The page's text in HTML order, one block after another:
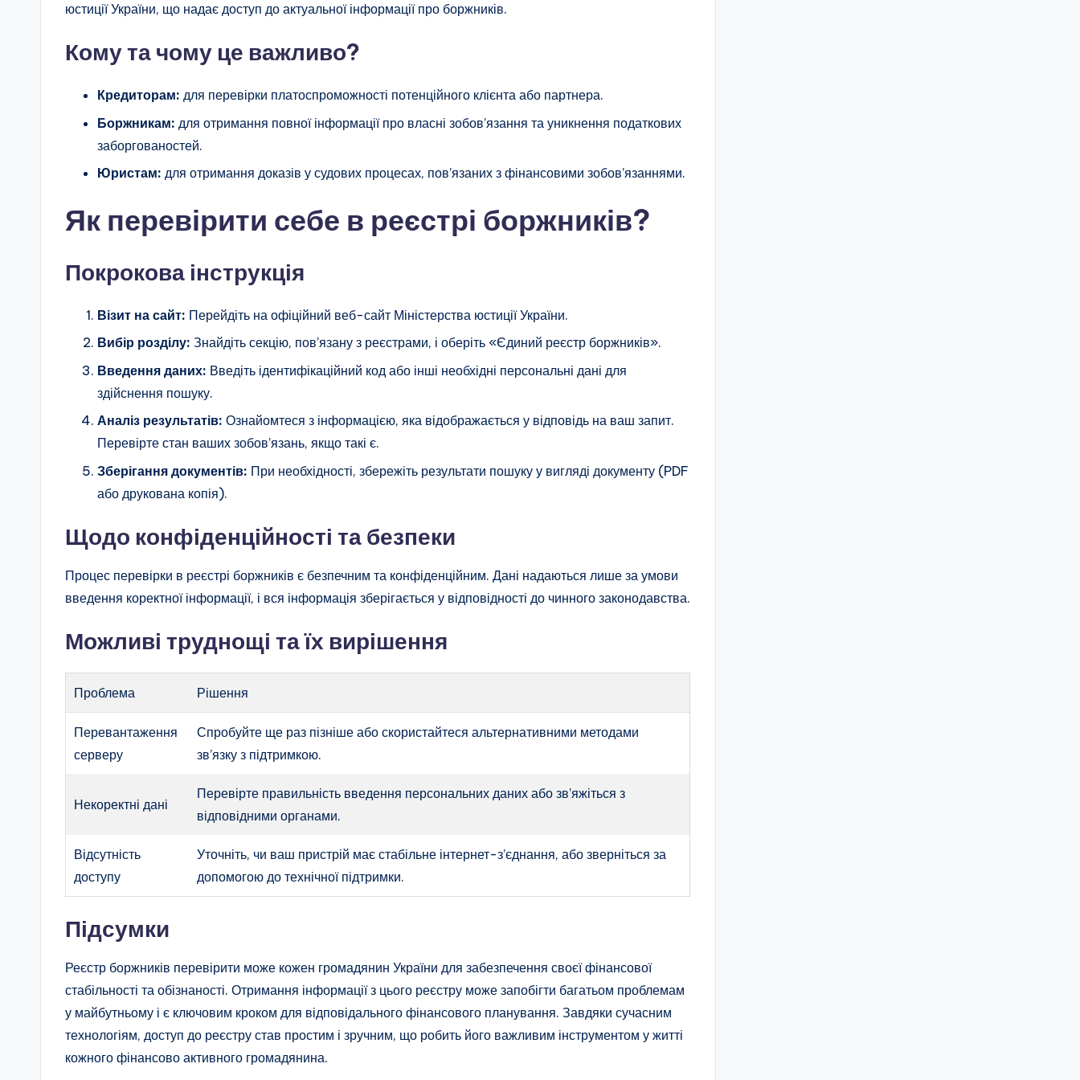
юстиції України, що надає доступ до актуальної інформації про боржників.
Кому та чому це важливо?
Кредиторам: для перевірки платоспроможності потенційного клієнта або партнера.
Боржникам: для отримання повної інформації про власні зобов’язання та уникнення податкових
заборгованостей.
Юристам: для отримання доказів у судових процесах, пов’язаних з фінансовими зобов’язаннями.
Як перевірити себе в реєстрі боржників?
Покрокова інструкція
Візит на сайт: Перейдіть на офіційний веб-сайт Міністерства юстиції України.
Вибір розділу: Знайдіть секцію, пов’язану з реєстрами, і оберіть «Єдиний реєстр боржників».
Введення даних: Введіть ідентифікаційний код або інші необхідні персональні дані для
здійснення пошуку.
Аналіз результатів: Ознайомтеся з інформацією, яка відображається у відповідь на ваш запит.
Перевірте стан ваших зобов’язань, якщо такі є.
Зберігання документів: При необхідності, збережіть результати пошуку у вигляді документу (PDF
або друкована копія).
Щодо конфіденційності та безпеки
Процес перевірки в реєстрі боржників є безпечним та конфіденційним. Дані надаються лише за умови
введення коректної інформації, і вся інформація зберігається у відповідності до чинного законодавства.
Можливі труднощі та їх вирішення
Проблема Рішення
Перевантаження
серверу
Спробуйте ще раз пізніше або скористайтеся альтернативними методами
зв’язку з підтримкою.
Некоректні дані
Перевірте правильність введення персональних даних або зв’яжіться з
відповідними органами.
Відсутність
доступу
Уточніть, чи ваш пристрій має стабільне інтернет-з’єднання, або зверніться за
допомогою до технічної підтримки.
Підсумки
Реєстр боржників перевірити може кожен громадянин України для забезпечення своєї фінансової
стабільності та обізнаності. Отримання інформації з цього реєстру може запобігти багатьом проблемам
у майбутньому і є ключовим кроком для відповідального фінансового планування. Завдяки сучасним
технологіям, доступ до реєстру став простим і зручним, що робить його важливим інструментом у житті
кожного фінансово активного громадянина.